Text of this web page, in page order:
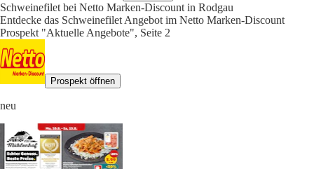
Schweinefilet bei Netto Marken-Discount in Rodgau
Entdecke das Schweinefilet Angebot im Netto Marken-Discount
Prospekt "Aktuelle Angebote", Seite 2
Prospekt öffnen
neu